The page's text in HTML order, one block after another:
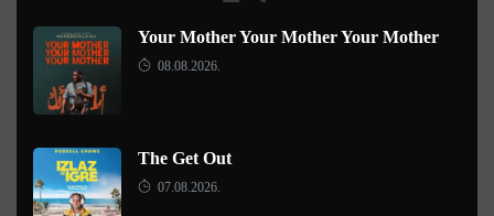
Your Mother Your Mother Your Mother
08.08.2026.
The Get Out
07.08.2026.